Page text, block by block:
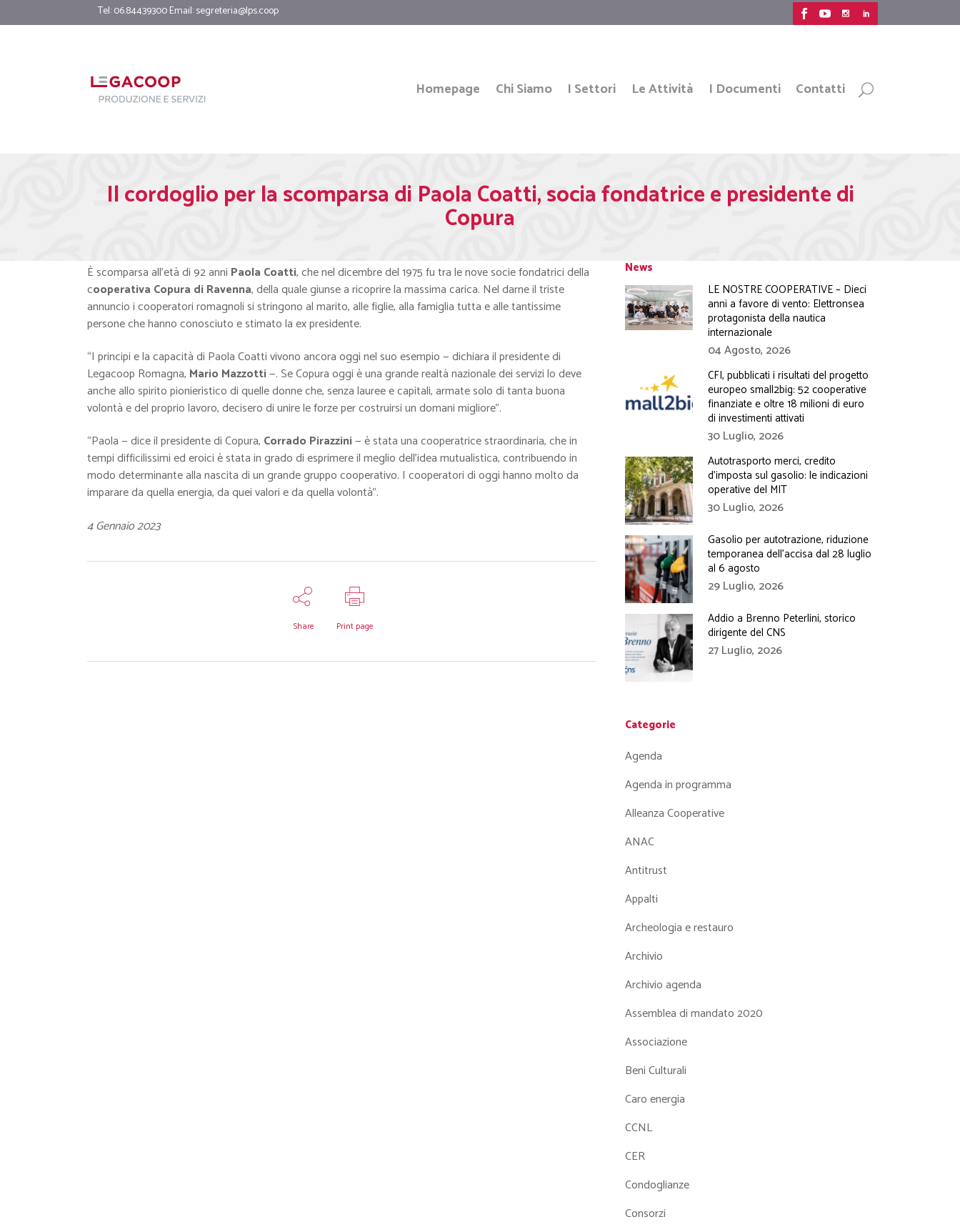
Tel: 06.84439300 Email:segreteria@lps.coop
Homepage Chi Siamo I Settori Le Attività I Documenti Contatti
Il cordoglio per la scomparsa di Paola Coatti, socia fondatrice e presidente di
Copura
È scomparsa all’età di 92 anni Paola Coatti, che nel dicembre del 1975 fu tra le nove socie fondatrici della
cooperativa Copura di Ravenna, della quale giunse a ricoprire la massima carica. Nel darne il triste
annuncio i cooperatori romagnoli si stringono al marito, alle figlie, alla famiglia tutta e alle tantissime
persone che hanno conosciuto e stimato la ex presidente.
“I principi e la capacità di Paola Coatti vivono ancora oggi nel suo esempio — dichiara il presidente di
Legacoop Romagna, Mario Mazzotti—. Se Copura oggi è una grande realtà nazionale dei servizi lo deve
anche allo spirito pionieristico di quelle donne che, senza lauree e capitali, armate solo di tanta buona
volontà e del proprio lavoro, decisero di unire le forze per costruirsi un domani migliore”.
“Paola — dice il presidente di Copura, Corrado Pirazzini— è stata una cooperatrice straordinaria, che in
tempi difficilissimi ed eroici è stata in grado di esprimere il meglio dell’idea mutualistica, contribuendo in
modo determinante alla nascita di un grande gruppo cooperativo. I cooperatori di oggi hanno molto da
imparare da quella energia, da quei valori e da quella volontà”.
4 Gennaio 2023
Share Print page
News
LE NOSTRE COOPERATIVE – Dieci
anni a favore di vento: Elettronsea
protagonista della nautica
internazionale
04 Agosto, 2026
CFI, pubblicati i risultati del progetto
europeo small2big: 52 cooperative
finanziate e oltre 18 milioni di euro
di investimenti attivati
30 Luglio, 2026
Autotrasporto merci, credito
d’imposta sul gasolio: le indicazioni
operative del MIT
30 Luglio, 2026
Gasolio per autotrazione, riduzione
temporanea dell’accisa dal 28 luglio
al 6 agosto
29 Luglio, 2026
Addio a Brenno Peterlini, storico
dirigente del CNS
27 Luglio, 2026
Categorie
Agenda
Agenda in programma
Alleanza Cooperative
ANAC
Antitrust
Appalti
Archeologia e restauro
Archivio
Archivio agenda
Assemblea di mandato 2020
Associazione
Beni Culturali
Caro energia
CCNL
CER
Condoglianze
Consorzi